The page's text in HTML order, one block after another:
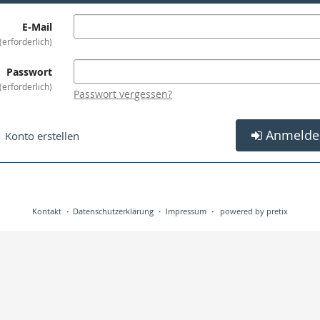
E-Mail
erforderlich
Passwort
erforderlich
Passwort vergessen?
Konto erstellen
Kontakt Datenschutzerklärung Impressum powered by pretix